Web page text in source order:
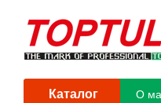
Каталог О